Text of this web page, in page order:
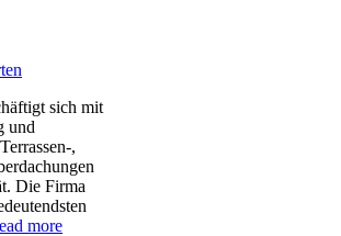
sich mit
und
,
Die Firma
more